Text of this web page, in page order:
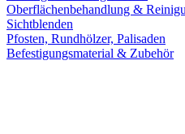
Oberflächenbehandlung &
Sichtblenden
Pfosten, Rundhölzer, Palisaden
Befestigungsmaterial & Zubehör